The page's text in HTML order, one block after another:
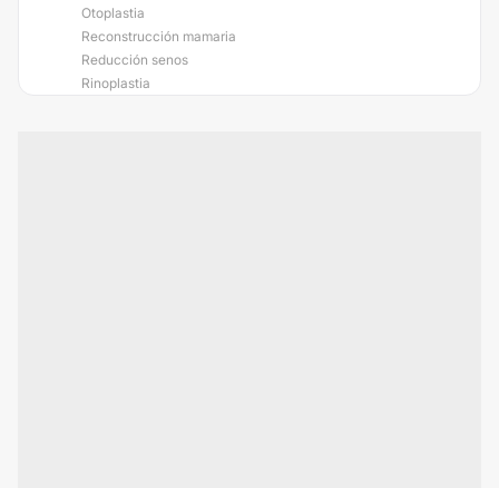
Otoplastia
Reconstrucción mamaria
Reducción senos
Rinoplastia